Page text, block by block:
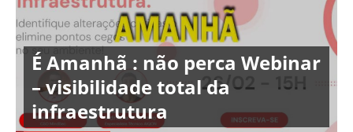
É Amanhã : não perca Webinar
– visibilidade total da
infraestrutura